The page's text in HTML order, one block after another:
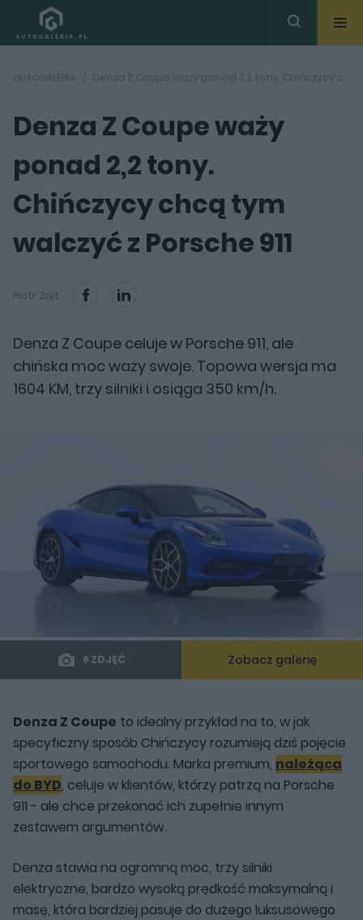
autoGALERIA Denza Z Coupe waży ponad 2,2 tony. Chińczycy chcą tym walczyć z Porsche 911
Denza Z Coupe waży
ponad 2,2 tony.
Chińczycy chcą tym
walczyć z Porsche 911
Piotr Zajt
Denza Z Coupe celuje w Porsche 911, ale
chińska moc waży swoje. Topowa wersja ma
1604 KM, trzy silniki i osiąga 350 km/h.
6 ZDJĘĆ Zobacz galerię
Denza Z Coupe to idealny przykład na to, w jak
specyficzny sposób Chińczycy rozumieją dziś pojęcie
sportowego samochodu. Marka premium, należąca
do BYD, celuje w klientów, którzy patrzą na Porsche
911 - ale chce przekonać ich zupełnie innym
zestawem argumentów.
Denza stawia na ogromną moc, trzy silniki
elektryczne, bardzo wysoką prędkość maksymalną i
masę, która bardziej pasuje do dużego luksusowego